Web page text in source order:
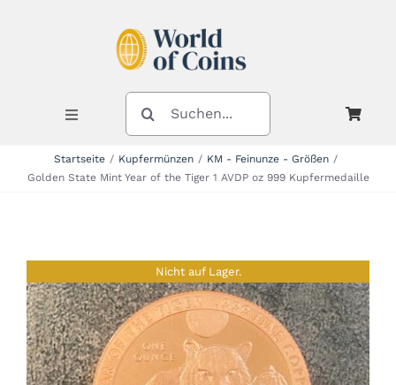
Toggle
Navigation
Kategorien
Neuheiten
SUCHE
NACH:
Startseite Kupfermünzen
KM - Feinunze - Größen
Golden State Mint Year of the Tiger 1 AVDP oz 999 Kupfermedaille
Nicht auf Lager.